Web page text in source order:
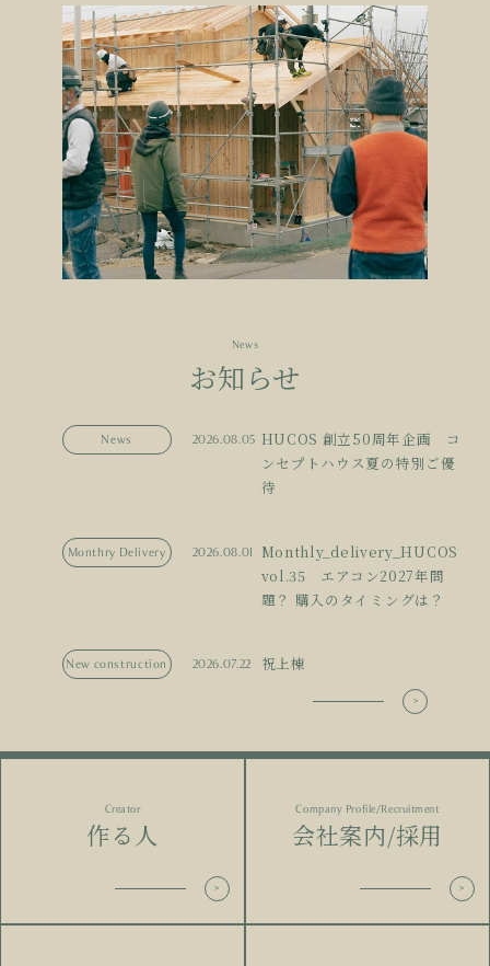
News
お知らせ
News 2026.08.05 HUCOS 創立50周年企画 コ
ンセプトハウス夏の特別ご優
待
Monthry Delivery 2026.08.01
Monthly_delivery_HUCOS
vol.35 エアコン2027年問
題？ 購入のタイミングは？
New construction 2026.07.22 祝上棟
Creator
作る人
Company Profile/Recruitment
会社案内/採用